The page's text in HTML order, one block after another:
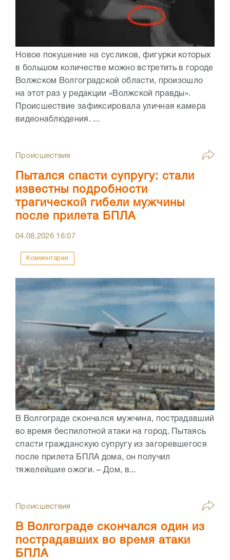
Новое покушение на сусликов, фигурки которых
в большом количестве можно встретить в городе
Волжском Волгоградской области, произошло
на этот раз у редакции «Волжской правды».
Происшествие зафиксировала уличная камера
видеонаблюдения. ...
Происшествия
Пытался спасти супругу: стали
известны подробности
трагической гибели мужчины
после прилета БПЛА
04.08.2026 16:07
Комментарии
В Волгограде скончался мужчина, пострадавший
во время беспилотной атаки на город. Пытаясь
спасти гражданскую супругу из загоревшегося
после прилета БПЛА дома, он получил
тяжелейшие ожоги. – Дом, в...
Происшествия
В Волгограде скончался один из
пострадавших во время атаки
БПЛА